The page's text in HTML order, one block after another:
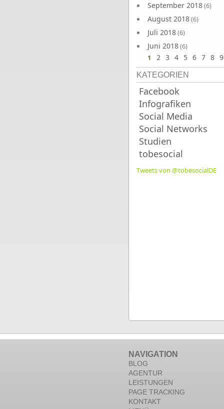
September 2018(6)
August 2018(6)
Juli 2018(6)
Juni 2018(6)
1 2 3 4 5 6 7 8 9
KATEGORIEN
Facebook
Infografiken
Social Media
Social Networks
Studien
tobesocial
Tweets von @tobesocialDE
NAVIGATION
BLOG
AGENTUR
LEISTUNGEN
PAGE TRACKING
KONTAKT